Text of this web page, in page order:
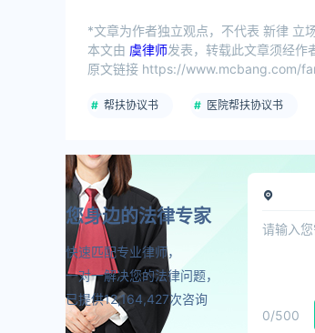
*文章为作者独立观点，不代表 新律 立
本文由 虞律师发表，转载此文章须经作
原文链接 https://www.mcbang.com/
帮扶协议书 医院帮扶协议书
您身边的法律专家
快速匹配专业律师，
一对一解决您的法律问题，
已提供12,164,427次咨询
0/500